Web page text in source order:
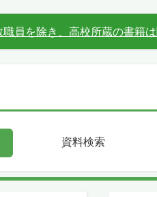
員を除き、高校所蔵の書籍は
資料検索